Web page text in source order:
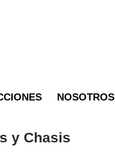
NOSOTROS
y Chasis